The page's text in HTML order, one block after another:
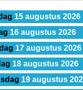
15 augustus 2026
16 augustus 2026
17 augustus 2026
18 augustus 2026
19 augustus